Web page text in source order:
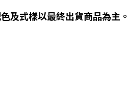
及式樣以最終出貨商品為主。